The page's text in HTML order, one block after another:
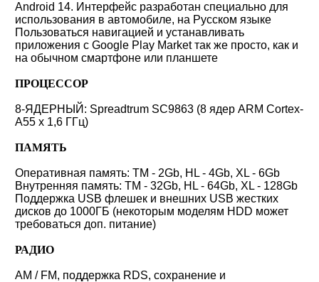
Android 14. Интерфейс разработан специально для
использования в автомобиле, на Русском языке
Пользоваться навигацией и устанавливать
приложения с Google Play Market так же просто, как и
на обычном смартфоне или планшете
ПРОЦЕССОР
8-ЯДЕРНЫЙ: Spreadtrum SC9863 (8 ядер ARM Cortex-
A55 x 1,6 ГГц)
ПАМЯТЬ
Оперативная память: TM - 2Gb, HL - 4Gb, XL - 6Gb
Внутренняя память: TM - 32Gb, HL - 64Gb, XL - 128Gb
Поддержка USB флешек и внешних USB жестких
дисков до 1000ГБ (некоторым моделям HDD может
требоваться доп. питание)
РАДИО
AM / FM, поддержка RDS, сохранение и